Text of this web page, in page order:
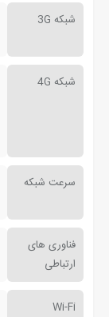
شبکه 3G
شبکه 4G
سرعت شبکه
فناوری های
ارتباطی
Wi-Fi